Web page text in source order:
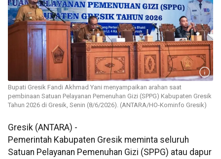
Bupati Gresik Fandi Akhmad Yani menyampaikan arahan saat
pembinaan Satuan Pelayanan Pemenuhan Gizi (SPPG) Kabupaten Gresik
Tahun 2026 di Gresik, Senin (8/6/2026). (ANTARA/HO-Kominfo Gresik)
Gresik (ANTARA) -
Pemerintah Kabupaten Gresik meminta seluruh
Satuan Pelayanan Pemenuhan Gizi (SPPG) atau dapur